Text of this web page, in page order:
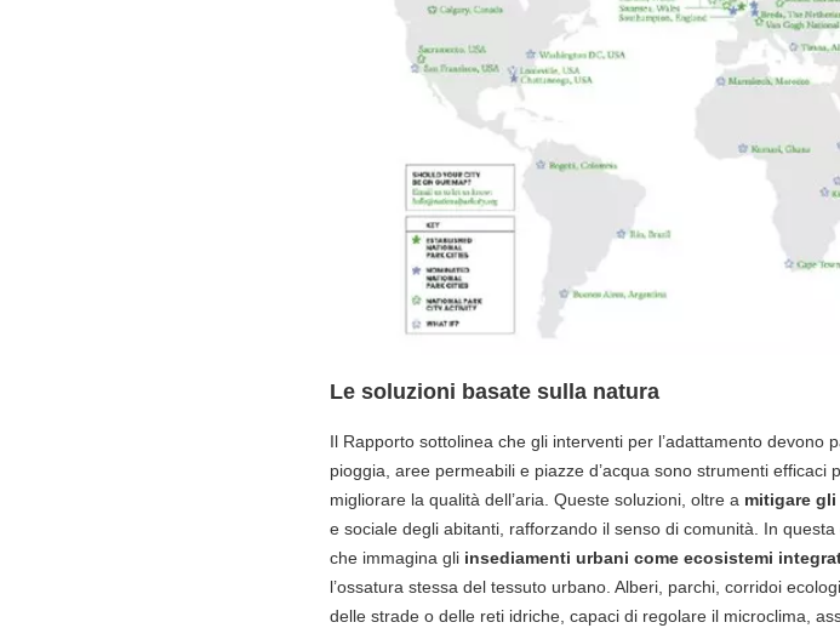
Le soluzioni basate sulla natura
Il Rapporto sottolinea che gli interventi per l’adattamento devono
pioggia, aree permeabili e piazze d’acqua sono strumenti
migliorare la qualità dell’aria. Queste soluzioni, oltre a mitigare
e sociale degli abitanti, rafforzando il senso di comunità. In
che immagina gli insediamenti urbani come ecosistemi
l’ossatura stessa del tessuto urbano. Alberi, parchi, corridoi
delle strade o delle reti idriche, capaci di regolare il microclima,